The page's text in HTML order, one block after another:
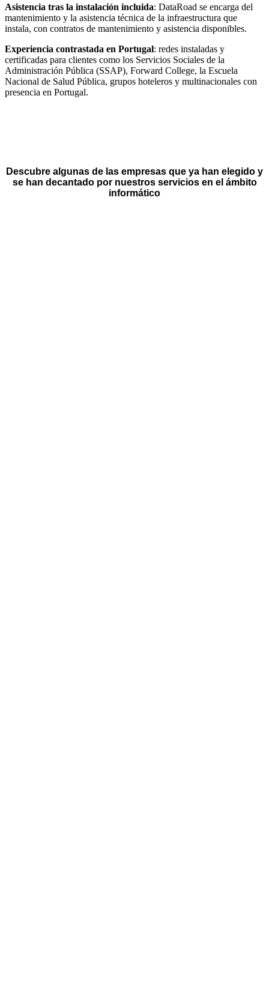
Asistencia tras la instalación incluida: DataRoad se encarga del
mantenimiento y la asistencia técnica de la infraestructura que
instala, con contratos de mantenimiento y asistencia disponibles.
Experiencia contrastada en Portugal: redes instaladas y
certificadas para clientes como los Servicios Sociales de la
Administración Pública (SSAP), Forward College, la Escuela
Nacional de Salud Pública, grupos hoteleros y multinacionales con
presencia en Portugal.
Descubre algunas de las empresas que ya han elegido y
se han decantado por nuestros servicios en el ámbito
informático